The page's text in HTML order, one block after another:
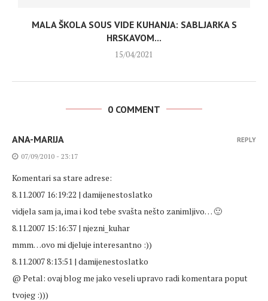
MALA ŠKOLA SOUS VIDE KUHANJA: SABLJARKA S
HRSKAVOM...
15/04/2021
0 COMMENT
ANA-MARIJA
07/09/2010 - 23:17
Komentari sa stare adrese:
8.11.2007 16:19:22 | damijenestoslatko
vidjela sam ja, ima i kod tebe svašta nešto zanimljivo… 🙂
8.11.2007 15:16:37 | njezni_kuhar
mmm…ovo mi djeluje interesantno :))
8.11.2007 8:13:51 | damijenestoslatko
@ Petal: ovaj blog me jako veseli upravo radi komentara poput
tvojeg :)))
REPLY